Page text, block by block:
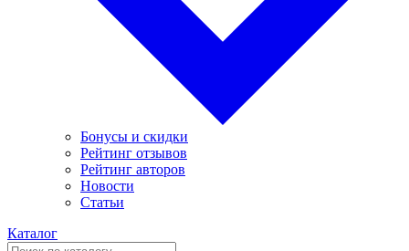
Бонусы и скидки
Рейтинг отзывов
Рейтинг авторов
Новости
Статьи
Каталог